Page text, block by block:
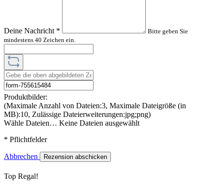
Deine Nachricht *
Bitte geben Sie
mindestens 40 Zeichen ein.
Produktbilder:
(Maximale Anzahl von Dateien:3, Maximale Dateigröße (in
MB):10, Zulässige Dateierweiterungen:jpg;png)
Wähle Dateien… Keine Dateien ausgewählt
* Pflichtfelder
Abbrechen Rezension abschicken
Top Regal!